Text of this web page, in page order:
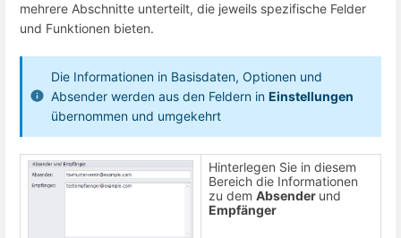
mehrere Abschnitte unterteilt, die jeweils spezifische Felder
und Funktionen bieten.
Die Informationen in Basisdaten, Optionen und
Absender werden aus den Feldern in Einstellungen
übernommen und umgekehrt
Hinterlegen Sie in diesem
Bereich die Informationen
zu dem Absender und
Empfänger